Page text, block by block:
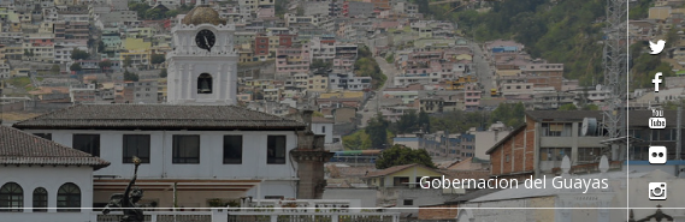
Gobernacion del Guayas